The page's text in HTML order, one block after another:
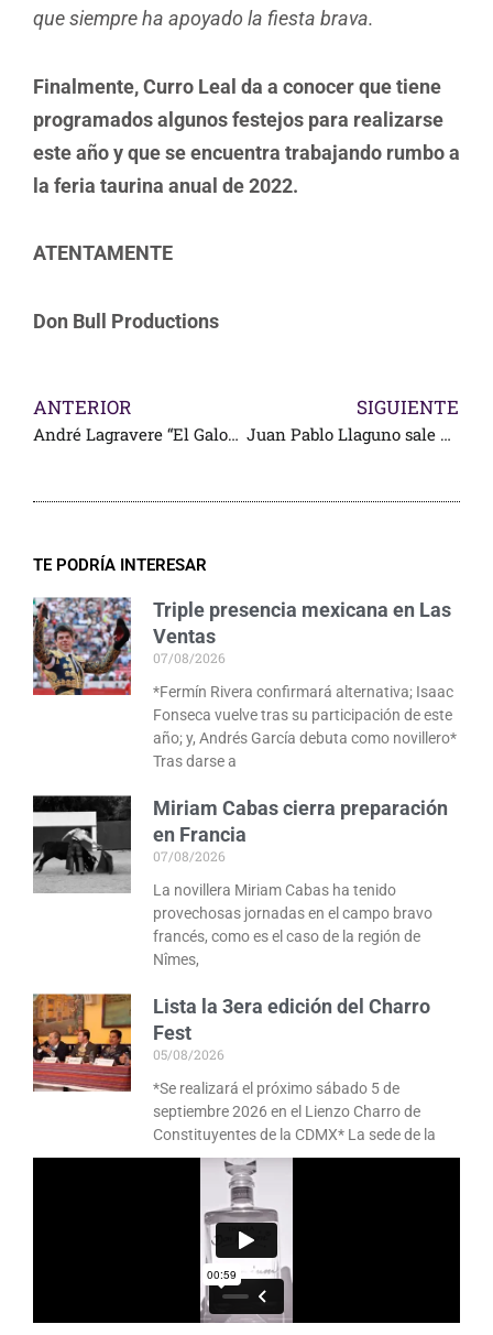
que siempre ha apoyado la fiesta brava.
Finalmente, Curro Leal da a conocer que tiene
programados algunos festejos para realizarse
este año y que se encuentra trabajando rumbo a
la feria taurina anual de 2022.
ATENTAMENTE
Don Bull Productions
ANTERIOR
André Lagravere “El Galo»,oreja, en el cierre de su paso por Europa
SIGUIENTE
Juan Pablo Llaguno sale hombros en Chimalhuacán
TE PODRÍA INTERESAR
Triple presencia mexicana en Las
Ventas
07/08/2026
*Fermín Rivera confirmará alternativa; Isaac
Fonseca vuelve tras su participación de este
año; y, Andrés García debuta como novillero*
Tras darse a
Miriam Cabas cierra preparación
en Francia
07/08/2026
La novillera Miriam Cabas ha tenido
provechosas jornadas en el campo bravo
francés, como es el caso de la región de
Nîmes,
Lista la 3era edición del Charro
Fest
05/08/2026
*Se realizará el próximo sábado 5 de
septiembre 2026 en el Lienzo Charro de
Constituyentes de la CDMX* La sede de la